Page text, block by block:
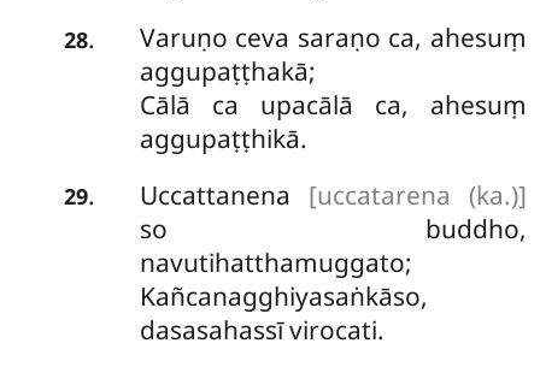
28.
Varuṇo ceva saraṇo ca, ahesuṃ
aggupaṭṭhakā;
Cālā ca upacālā ca, ahesuṃ
aggupaṭṭhikā.
29. Uccattanena [uccatarena (ka.)]
so buddho,
navutihatthamuggato;
Kañcanagghiyasaṅkāso,
dasasahassī virocati.